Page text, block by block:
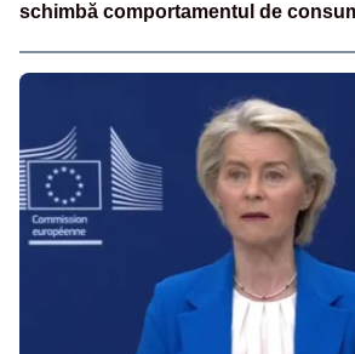
schimbă comportamentul de